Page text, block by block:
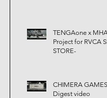
TENGAone x
Project for RVCA
STORE-
CHIMERA
Digest video